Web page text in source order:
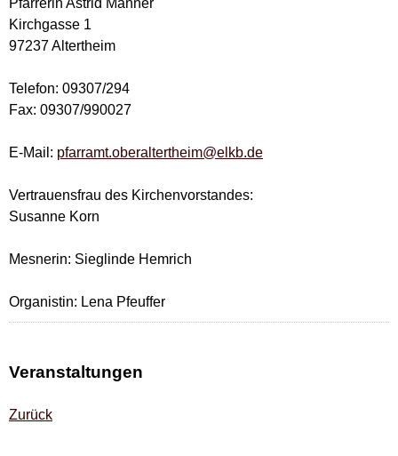
Pfarrerin Astrid Männer
Kirchgasse 1
97237 Altertheim
Telefon: 09307/294
Fax: 09307/990027
E-Mail: pfarramt.oberaltertheim@elkb.de
Vertrauensfrau des Kirchenvorstandes:
Susanne Korn
Mesnerin: Sieglinde Hemrich
Organistin: Lena Pfeuffer
Veranstaltungen
Zurück